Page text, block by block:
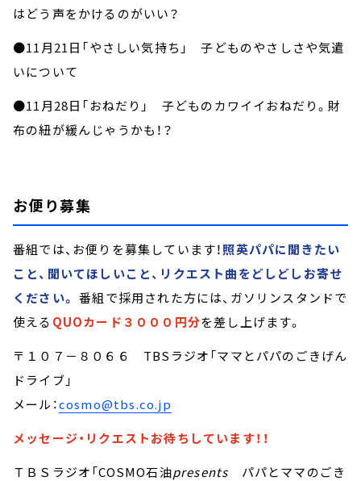
はどう声をかけるのがいい？
●11月21日「やさしい気持ち」 子どものやさしさや気遣
いについて
●11月28日「おねだり」 子どものカワイイおねだり。財
布の紐が緩んじゃうかも！？
お便り募集
番組では、お便りを募集しています！照英パパに聞きたい
こと、聞いてほしいこと、リクエスト曲をどしどしお寄せ
ください。 番組で採用された方には、ガソリンスタンドで
使える QUOカード３０００円分を差し上げます。
〒１０７－８０６６ TBSラジオ「ママとパパのごきげん
ドライブ」
メール：cosmo@tbs.co.jp
メッセージ・リクエストお待ちしています！！
ＴＢＳラジオ「COSMO石油presents パパとママのごき